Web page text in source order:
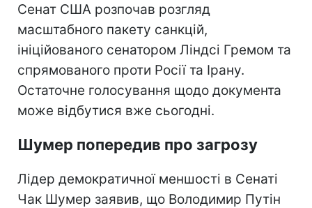
Сенат США розпочав розгляд
масштабного пакету санкцій,
ініційованого сенатором Ліндсі Гремом та
спрямованого проти Росії та Ірану.
Остаточне голосування щодо документа
може відбутися вже сьогодні.
Шумер попередив про загрозу
Лідер демократичної меншості в Сенаті
Чак Шумер заявив, що Володимир Путін